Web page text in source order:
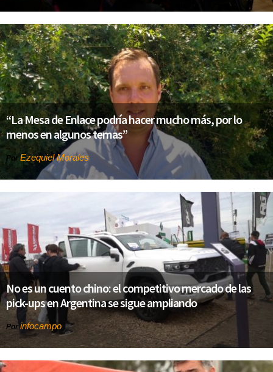
“La Mesa de Enlace podría hacer mucho más, por lo
menos en algunos temas”
Por Ezequiel Morales
No es un cuento chino: el competitivo mercado de las
pick-ups en Argentina se sigue ampliando
Porinfocampo